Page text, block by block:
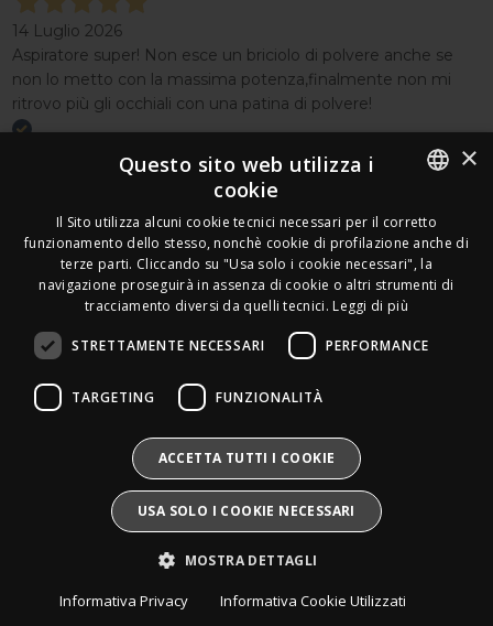
14 Luglio 2026
Aspiratore super! Non esce un briciolo di polvere anche se
non lo metto con la massima potenza,finalmente non mi
ritrovo più gli occhiali con una patina di polvere!
Seguici
Newsletter
Leds Electronics di Stabile Dario
Via Annamaria Ortese 33 - 80144 Napoli
Info@divais.it Telefono:08118098352
Pec:ledselectronics@pec.it
Produttore AEE:
IT25020000016865
Pile e Accumulatori:
Divais®
Tutti i diritti sono riservati.
ITALIAN
FRENCH
GERMAN
ENGLISH
×
Questo sito web utilizza i
cookie
Il Sito utilizza alcuni cookie tecnici necessari per il corretto
funzionamento dello stesso, nonchè cookie di profilazione anche di
terze parti. Cliccando su "Usa solo i cookie necessari", la
navigazione proseguirà in assenza di cookie o altri strumenti di
tracciamento diversi da quelli tecnici. Leggi di più
STRETTAMENTE NECESSARI PERFORMANCE
TARGETING FUNZIONALITÀ
ACCETTA TUTTI I COOKIE
USA SOLO I COOKIE NECESSARI
MOSTRA DETTAGLI
Informativa Privacy Informativa Cookie Utilizzati